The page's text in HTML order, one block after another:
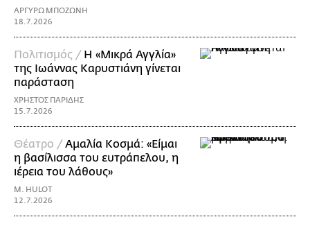
ΑΡΓΥΡΩ ΜΠΟΖΩΝΗ
18.7.2026
Πολιτισμός / Η «Μικρά Αγγλία»
της Ιωάννας Καρυστιάνη γίνεται
παράσταση
ΧΡΗΣΤΟΣ ΠΑΡΙΔΗΣ
15.7.2026
Θέατρο /Αμαλία Κοσμά: «Είμαι
η βασίλισσα του ευτράπελου, η
ιέρεια του λάθους»
M. HULOT
12.7.2026